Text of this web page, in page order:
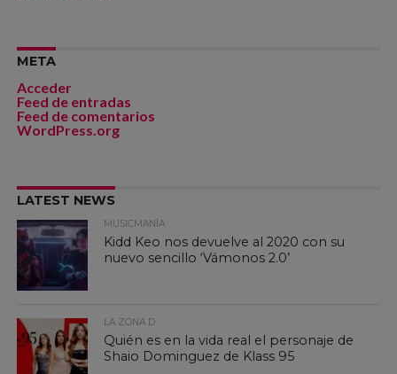
META
Acceder
Feed de entradas
Feed de comentarios
WordPress.org
LATEST NEWS
MUSICMANÍA
Kidd Keo nos devuelve al 2020 con su
nuevo sencillo ‘Vámonos 2.0’
LA ZONA D
Quién es en la vida real el personaje de
Shaio Dominguez de Klass 95